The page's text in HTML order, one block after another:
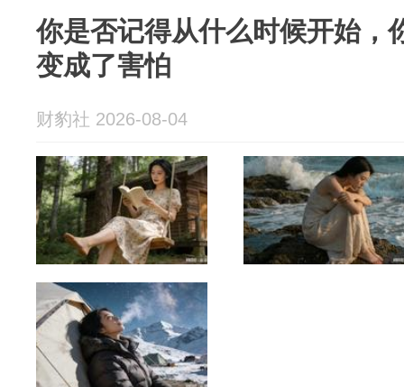
你是否记得从什么时候开始，
变成了害怕
财豹社 2026-08-04